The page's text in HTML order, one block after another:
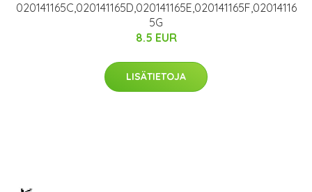
020141165C,020141165D,020141165E,020141165F,02014116
5G
8.5 EUR
LISÄTIETOJA